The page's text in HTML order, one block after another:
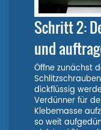
Schritt 2:
und
Öffne zunächst
dickflüssig
Verdünner für
Klebemasse
so weit